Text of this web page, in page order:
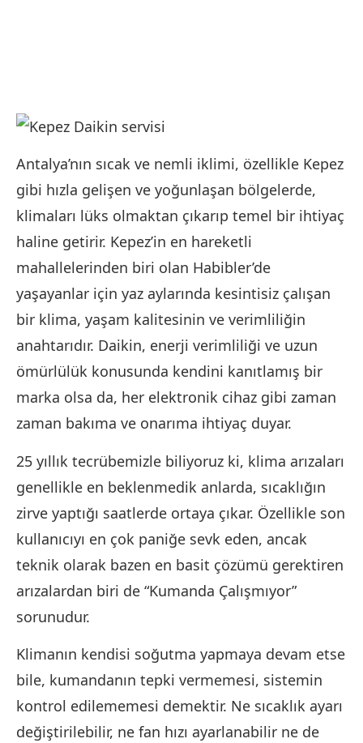
Antalya’nın sıcak ve nemli iklimi, özellikle Kepez
gibi hızla gelişen ve yoğunlaşan bölgelerde,
klimaları lüks olmaktan çıkarıp temel bir ihtiyaç
haline getirir. Kepez’in en hareketli
mahallelerinden biri olan Habibler’de
yaşayanlar için yaz aylarında kesintisiz çalışan
bir klima, yaşam kalitesinin ve verimliliğin
anahtarıdır. Daikin, enerji verimliliği ve uzun
ömürlülük konusunda kendini kanıtlamış bir
marka olsa da, her elektronik cihaz gibi zaman
zaman bakıma ve onarıma ihtiyaç duyar.
25 yıllık tecrübemizle biliyoruz ki, klima arızaları
genellikle en beklenmedik anlarda, sıcaklığın
zirve yaptığı saatlerde ortaya çıkar. Özellikle son
kullanıcıyı en çok paniğe sevk eden, ancak
teknik olarak bazen en basit çözümü gerektiren
arızalardan biri de “Kumanda Çalışmıyor”
sorunudur.
Klimanın kendisi soğutma yapmaya devam etse
bile, kumandanın tepki vermemesi, sistemin
kontrol edilememesi demektir. Ne sıcaklık ayarı
değiştirilebilir, ne fan hızı ayarlanabilir ne de